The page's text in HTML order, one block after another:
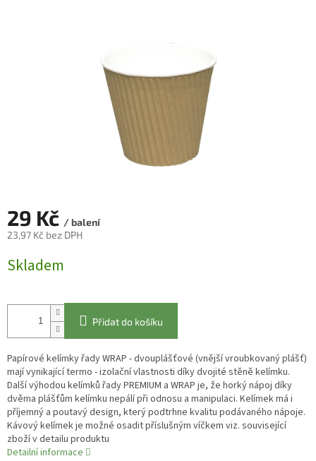
29 Kč / balení
23,97 Kč bez DPH
cena:
Skladem
Přidat do košíku
Papírové kelímky řady WRAP - dvouplášťové (vnější vroubkovaný plášť)
mají vynikající termo - izolační vlastnosti díky dvojité stěně kelímku.
Další výhodou kelímků řady PREMIUM a WRAP je, že horký nápoj díky
dvěma plášťům kelímku nepálí při odnosu a manipulaci. Kelímek má i
příjemný a poutavý design, který podtrhne kvalitu podávaného nápoje.
Kávový kelímek je možné osadit příslušným víčkem viz. související
zboží v detailu produktu
Detailní informace